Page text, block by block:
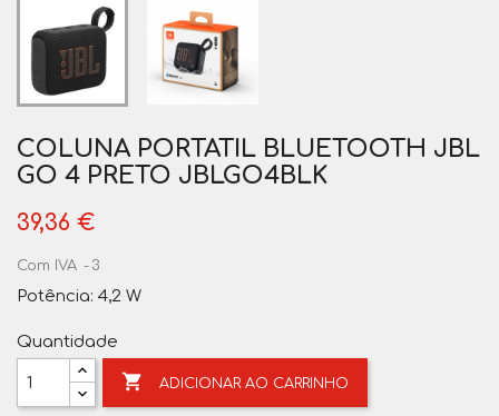
COLUNA PORTATIL BLUETOOTH JBL
GO 4 PRETO JBLGO4BLK
39,36 €
Com IVA 3
Potência: 4,2 W
Quantidade
 ADICIONAR AO CARRINHO